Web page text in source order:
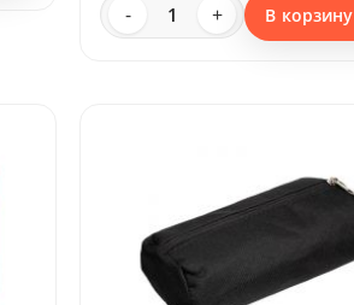
- + В корзину